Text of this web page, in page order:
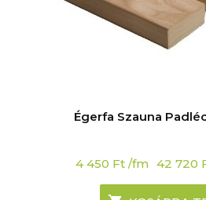
Égerfa Szauna
4 450 Ft /fm 42 720